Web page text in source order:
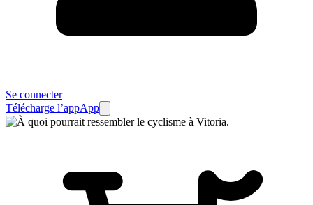
Se connecter
Télécharge l’appApp